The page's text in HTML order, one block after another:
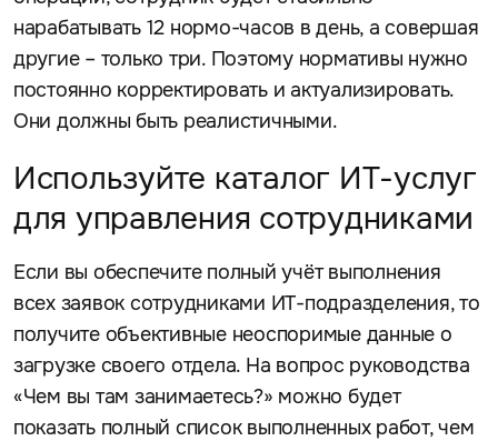
нарабатывать 12 нормо-часов в день, а совершая
другие – только три. Поэтому нормативы нужно
постоянно корректировать и актуализировать.
Они должны быть реалистичными.
Используйте каталог ИТ-услуг
для управления сотрудниками
Если вы обеспечите полный учёт выполнения
всех заявок сотрудниками ИТ-подразделения, то
получите объективные неоспоримые данные о
загрузке своего отдела. На вопрос руководства
«Чем вы там занимаетесь?» можно будет
показать полный список выполненных работ, чем